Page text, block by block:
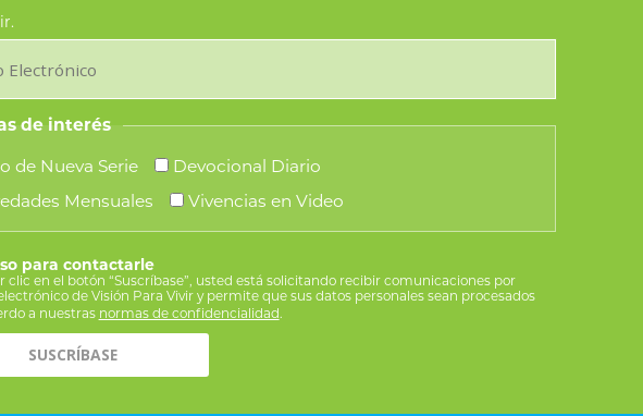
de interés
de Nueva Serie
Devocional Diario
Mensuales
Vivencias en Video
para contactarle
clic en el botón “Suscríbase”, usted está solicitando recibir comunicaciones por
de Visión Para Vivir y permite que sus datos personales sean procesados
a nuestras normas de confidencialidad.